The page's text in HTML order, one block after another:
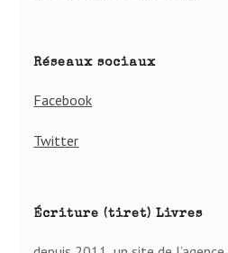
Réseaux sociaux
Facebook
Twitter
Écriture (tiret) Livres